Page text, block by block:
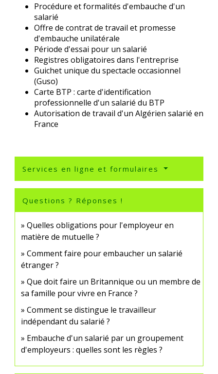
Procédure et formalités d'embauche d'un
salarié
Offre de contrat de travail et promesse
d'embauche unilatérale
Période d'essai pour un salarié
Registres obligatoires dans l'entreprise
Guichet unique du spectacle occasionnel
(Guso)
Carte BTP : carte d'identification
professionnelle d'un salarié du BTP
Autorisation de travail d'un Algérien salarié en
France
Services en ligne et formulaires
Questions ? Réponses !
Quelles obligations pour l'employeur en
matière de mutuelle ?
Comment faire pour embaucher un salarié
étranger ?
Que doit faire un Britannique ou un membre de
sa famille pour vivre en France ?
Comment se distingue le travailleur
indépendant du salarié ?
Embauche d'un salarié par un groupement
d'employeurs : quelles sont les règles ?